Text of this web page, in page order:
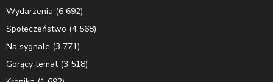
Wydarzenia (6 692)
Społeczeństwo (4 568)
Na sygnale (3 771)
Gorący temat(3 518)